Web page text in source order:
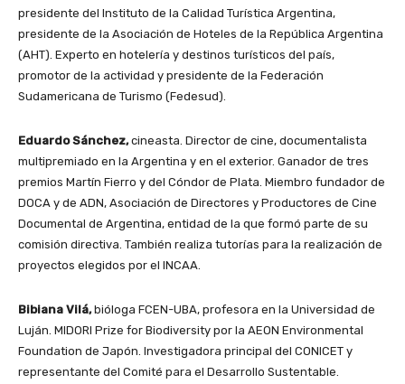
presidente del Instituto de la Calidad Turística Argentina,
presidente de la Asociación de Hoteles de la República Argentina
(AHT). Experto en hotelería y destinos turísticos del país,
promotor de la actividad y presidente de la Federación
Sudamericana de Turismo (Fedesud).
Eduardo Sánchez,cineasta. Director de cine, documentalista
multipremiado en la Argentina y en el exterior. Ganador de tres
premios Martín Fierro y del Cóndor de Plata. Miembro fundador de
DOCA y de ADN, Asociación de Directores y Productores de Cine
Documental de Argentina, entidad de la que formó parte de su
comisión directiva. También realiza tutorías para la realización de
proyectos elegidos por el INCAA.
Bibiana Vilá,bióloga FCEN-UBA, profesora en la Universidad de
Luján. MIDORI Prize for Biodiversity por la AEON Environmental
Foundation de Japón. Investigadora principal del CONICET y
representante del Comité para el Desarrollo Sustentable.